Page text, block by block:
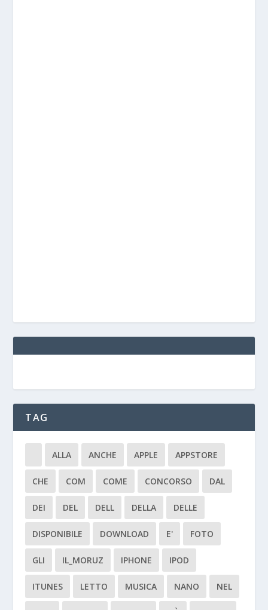
TAG
ALLA ANCHE APPLE APPSTORE
CHE COM COME CONCORSO DAL
DEI DEL DELL DELLA DELLE
DISPONIBILE DOWNLOAD E' FOTO
GLI IL_MORUZ IPHONE IPOD
ITUNES LETTO MUSICA NANO NEL